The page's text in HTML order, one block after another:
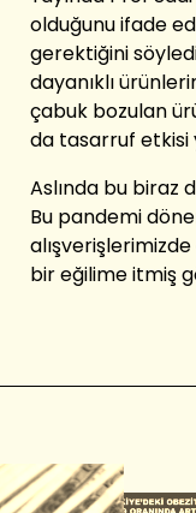
olduğunu ifade
gerektiğini
dayanıklı
çabuk bozulan
da tasarruf etkisi
Aslında bu biraz
Bu pandemi
bir eğilime itmiş